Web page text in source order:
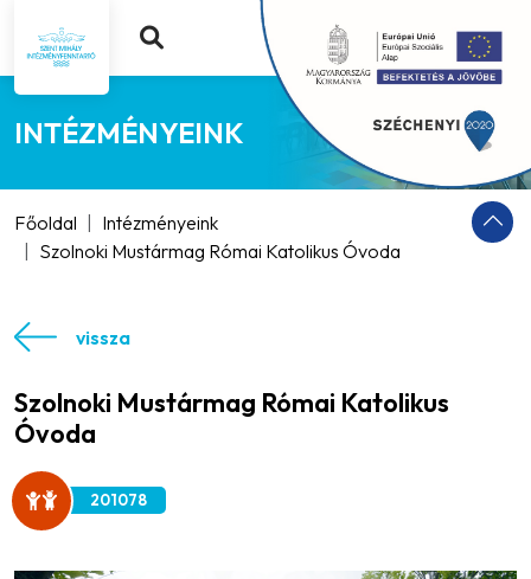
INTÉZMÉNYEINK
Főoldal
Intézményeink
Szolnoki Mustármag Római Katolikus Óvoda
vissza
Szolnoki Mustármag Római Katolikus
Óvoda
201078